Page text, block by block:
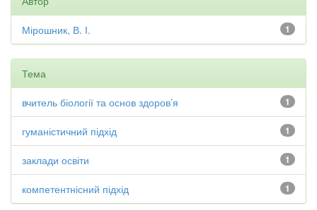
1
Мірошник, В. І.
Тема
1
вчитель біології та основ здоров’я
1
гуманістичний підхід
1
заклади освіти
1
компетентнісний підхід